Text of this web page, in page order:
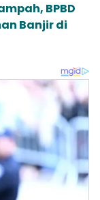
BPBD
Banjir di